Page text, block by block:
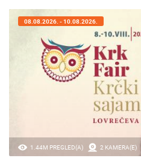
1.44M PREGLED(A) 2 KAMERA(E)
08.08.2026. - 10.08.2026.